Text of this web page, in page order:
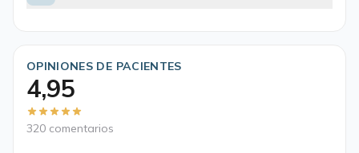
OPINIONES DE PACIENTES
4,95
320 comentarios